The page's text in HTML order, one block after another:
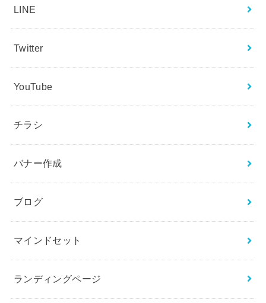
LINE
Twitter
YouTube
チラシ
バナー作成
ブログ
マインドセット
ランディングページ